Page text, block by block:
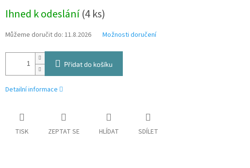
cena:
Ihned k odeslání(4 ks)
Můžeme doručit do: 11.8.2026 Možnosti doručení
Přidat do košíku
Detailní informace
TISK ZEPTAT SE HLÍDAT SDÍLET